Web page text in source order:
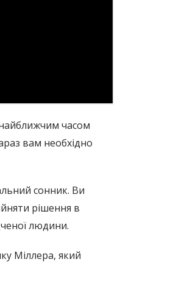
часом
вам необхідно
сонник. Ви
рішення в
людини.
Міллера, який